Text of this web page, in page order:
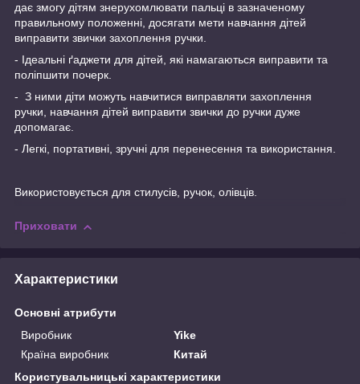
дає змогу дітям знерухомлювати пальці в зазначеному
правильному положенні, досягати мети навчання дітей
виправити звички захоплення ручки.
- Ідеальні ґаджети для дітей, які намагаються виправити та
поліпшити почерк.
- З ними діти можуть навчитися виправляти захоплення
ручки, навчання дітей виправити звички до ручки дуже
допомагає.
- Легкі, портативні, зручні для перенесення та використання.
Використовується для стилусів, ручок, олівців.
Приховати
Характеристики
Основні атрибути
Виробник
Yike
Країна виробник
Китай
Користувальницькі характеристики